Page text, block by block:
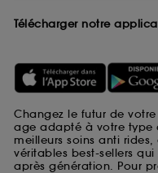
Télécharger notre
Changez le futur de
age adapté à votre type
meilleurs soins anti
véritables best-sellers
après génération. Pour